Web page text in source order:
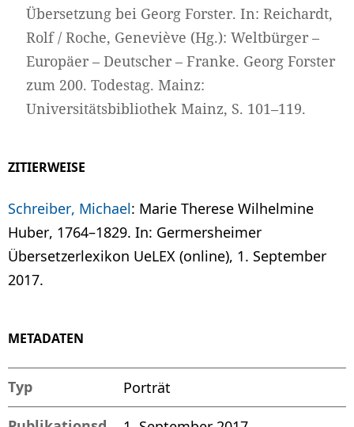
Übersetzung bei Georg Forster. In: Reichardt,
Rolf / Roche, Geneviève (Hg.): Weltbürger –
Europäer – Deutscher – Franke. Georg Forster
zum 200. Todestag. Mainz:
Universitätsbibliothek Mainz, S. 101–119.
ZITIERWEISE
Schreiber, Michael: Marie Therese Wilhelmine
Huber, 1764–1829. In: Germersheimer
Übersetzerlexikon UeLEX (online), 1. September
2017.
METADATEN
Typ Porträt